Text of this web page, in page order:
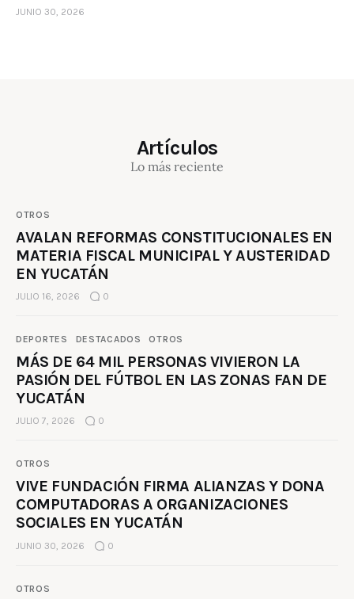
JUNIO 30, 2026
Artículos
Lo más reciente
OTROS
AVALAN REFORMAS CONSTITUCIONALES EN
MATERIA FISCAL MUNICIPAL Y AUSTERIDAD
EN YUCATÁN
JULIO 16, 2026 0
DEPORTES DESTACADOS OTROS
MÁS DE 64 MIL PERSONAS VIVIERON LA
PASIÓN DEL FÚTBOL EN LAS ZONAS FAN DE
YUCATÁN
JULIO 7, 2026 0
OTROS
VIVE FUNDACIÓN FIRMA ALIANZAS Y DONA
COMPUTADORAS A ORGANIZACIONES
SOCIALES EN YUCATÁN
JUNIO 30, 2026 0
OTROS